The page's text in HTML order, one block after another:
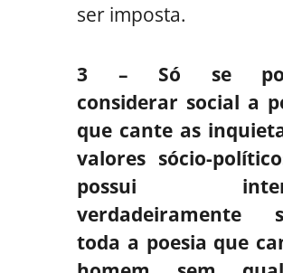
ser imposta.
3 – Só se
considerar social a
que cante as
valores sócio-
possui
verdadeiramente
toda a poesia que